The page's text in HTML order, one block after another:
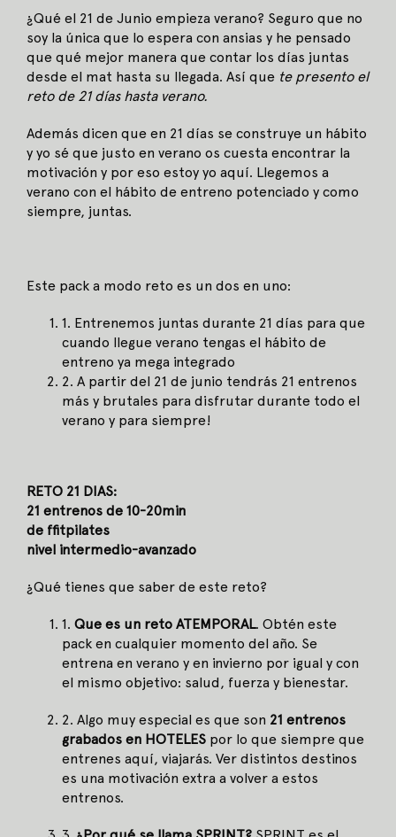
¿Qué el 21 de Junio empieza verano? Seguro que no
soy la única que lo espera con ansias y he pensado
que qué mejor manera que contar los días juntas
desde el mat hasta su llegada. Así que te presento el
reto de 21 días hasta verano.
Además dicen que en 21 días se construye un hábito
y yo sé que justo en verano os cuesta encontrar la
motivación y por eso estoy yo aquí. Llegemos a
verano con el hábito de entreno potenciado y como
siempre, juntas.
Este pack a modo reto es un dos en uno:
1. Entrenemos juntas durante 21 días para que
cuando llegue verano tengas el hábito de
entreno ya mega integrado
2. A partir del 21 de junio tendrás 21 entrenos
más y brutales para disfrutar durante todo el
verano y para siempre!
RETO 21 DIAS:
21 entrenos de 10-20min
de ffitpilates
nivel intermedio-avanzado
¿Qué tienes que saber de este reto?
1. Que es un reto ATEMPORAL. Obtén este
pack en cualquier momento del año. Se
entrena en verano y en invierno por igual y con
el mismo objetivo: salud, fuerza y bienestar.
2. Algo muy especial es que son 21 entrenos
grabados en HOTELES por lo que siempre que
entrenes aquí, viajarás. Ver distintos destinos
es una motivación extra a volver a estos
entrenos.